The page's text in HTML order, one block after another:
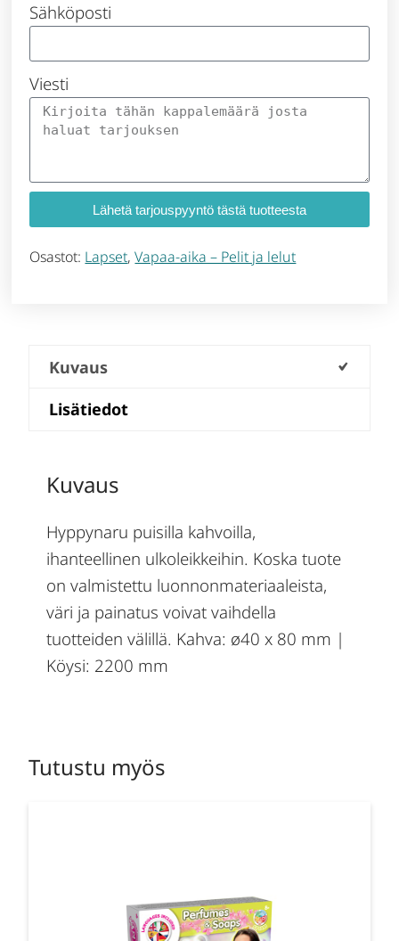
Sähköposti
Viesti
Lähetä tarjouspyyntö tästä tuotteesta
Osastot: Lapset,Vapaa-aika – Pelit ja lelut
Kuvaus
Lisätiedot
Kuvaus
Hyppynaru puisilla kahvoilla,
ihanteellinen ulkoleikkeihin. Koska tuote
on valmistettu luonnonmateriaaleista,
väri ja painatus voivat vaihdella
tuotteiden välillä. Kahva: ø40 x 80 mm |
Köysi: 2200 mm
Tutustu myös